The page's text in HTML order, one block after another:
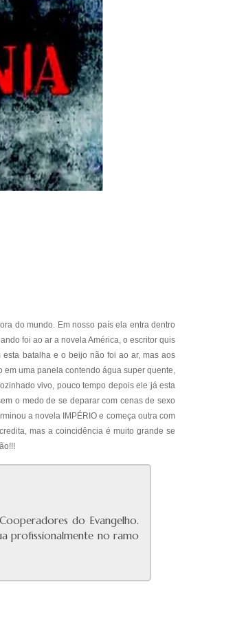
do mundo. Em nosso país ela entra dentro
foi ao ar a novela América, o escritor quis
batalha e o beijo não foi ao ar, mas aos
uma panela contendo água super quente,
vivo, pouco tempo depois ele já esta
o medo de se deparar com cenas de sexo
a novela IMPÉRIO e começa outra com
mas a coincidência é muito grande se
do Evangelho.
profissionalmente no ramo